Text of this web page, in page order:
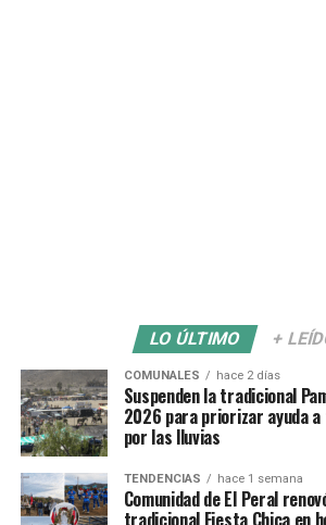
LO ÚLTIMO +
COMUNALES hace 2 días
Suspenden la tradicional
2026 para priorizar ayuda
por las lluvias
TENDENCIAS hace 1 semana
Comunidad de El Peral